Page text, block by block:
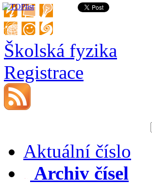
Školská fyzika
Registrace
Aktuální číslo
Archiv čísel